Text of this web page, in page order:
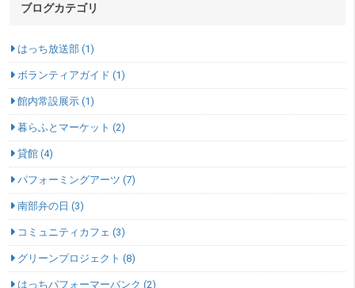
ブログカテゴリ
はっち放送部 (1)
ボランティアガイド (1)
館内常設展示 (1)
暮らふとマーケット (2)
貸館 (4)
パフォーミングアーツ (7)
南部弁の日 (3)
コミュニティカフェ (3)
グリーンプロジェクト (8)
はっちパフォーマーバンク (2)